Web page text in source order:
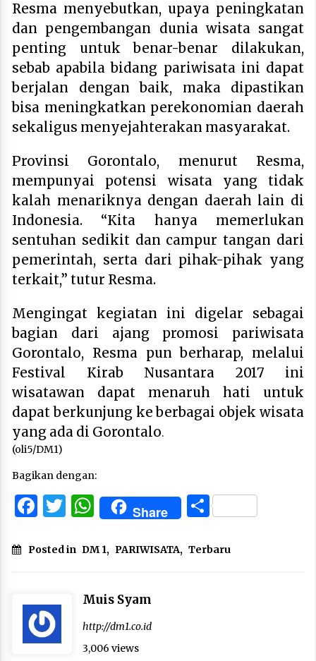
Resma menyebutkan, upaya peningkatan
dan pengembangan dunia wisata sangat
penting untuk benar-benar dilakukan,
sebab apabila bidang pariwisata ini dapat
berjalan dengan baik, maka dipastikan
bisa meningkatkan perekonomian daerah
sekaligus menyejahterakan masyarakat.
Provinsi Gorontalo, menurut Resma,
mempunyai potensi wisata yang tidak
kalah menariknya dengan daerah lain di
Indonesia. “Kita hanya memerlukan
sentuhan sedikit dan campur tangan dari
pemerintah, serta dari pihak-pihak yang
terkait,” tutur Resma.
Mengingat kegiatan ini digelar sebagai
bagian dari ajang promosi pariwisata
Gorontalo, Resma pun berharap, melalui
Festival Kirab Nusantara 2017 ini
wisatawan dapat menaruh hati untuk
dapat berkunjung ke berbagai objek wisata
yang ada di Gorontalo.
(oli5/DM1)
Bagikan dengan:
Facebook
Twitter
WhatsApp
Share Share
Posted in DM 1, PARIWISATA, Terbaru
Muis Syam
http://dm1.co.id
3,006 views